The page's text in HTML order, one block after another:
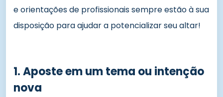
e orientações de profissionais sempre estão à sua
disposição para ajudar a potencializar seu altar!
1. Aposte em um tema ou intenção
nova